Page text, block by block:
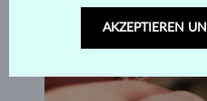
AKZEPTIEREN